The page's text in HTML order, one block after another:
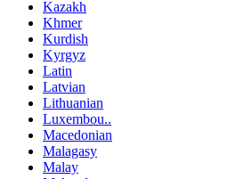
Kazakh
Khmer
Kurdish
Kyrgyz
Latin
Latvian
Lithuanian
Luxembou..
Macedonian
Malagasy
Malay